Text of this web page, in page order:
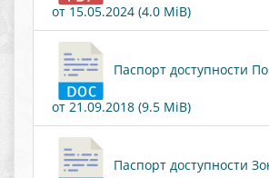
от 15.05.2024 (4.0 MiB)
Паспорт доступности
от 21.09.2018 (9.5 MiB)
Паспорт доступности